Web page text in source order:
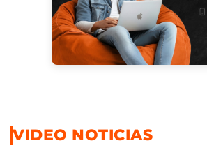
VIDEO NOTICIAS